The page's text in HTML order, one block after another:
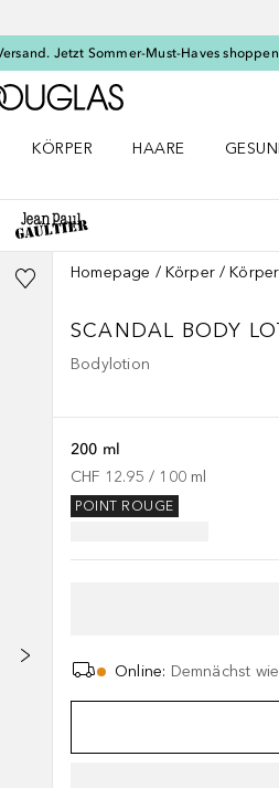
Jetzt Sommer-Must-Haves
Zur Douglas Startseite
KÖRPER
HAARE
Homepage Körper
SCANDAL BODY
Bodylotion
200 ml
CHF 12.95 / 100 ml
POINT ROUGE
Online: Demnächst